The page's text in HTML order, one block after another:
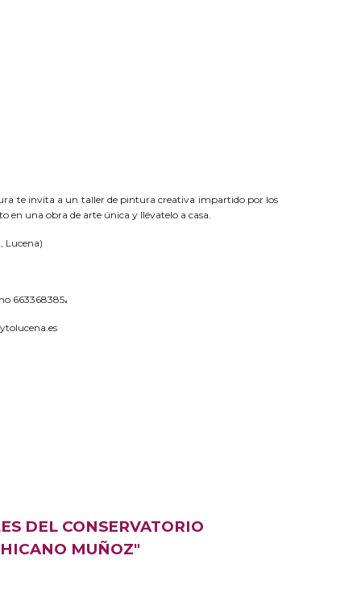
te invita a un taller de pintura creativa impartido por los
en una obra de arte única y llévatelo a casa.
Lucena)
663368385.
DEL CONSERVATORIO
MUÑOZ"